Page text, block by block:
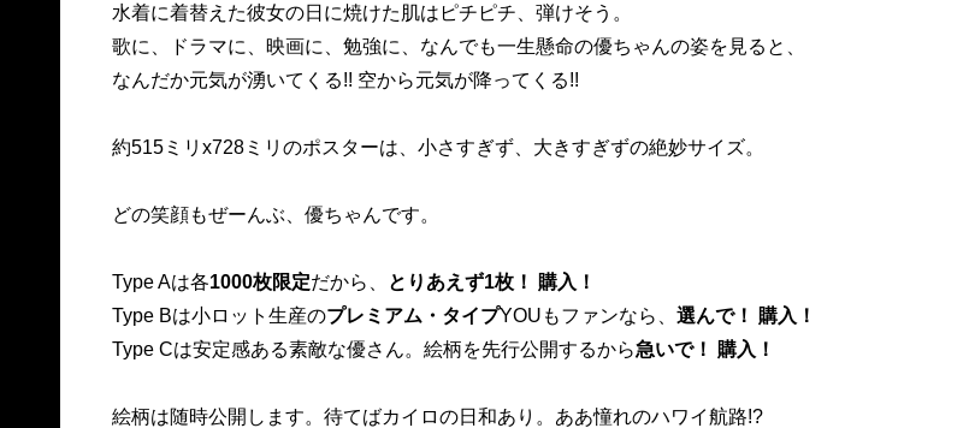
水着に着替えた彼女の日に焼けた肌はピチピチ、弾けそう。
歌に、ドラマに、映画に、勉強に、なんでも一生懸命の優ちゃんの姿を見ると、
なんだか元気が湧いてくる!! 空から元気が降ってくる!!
約515ミリx728ミリのポスターは、小さすぎず、大きすぎずの絶妙サイズ。
どの笑顔もぜーんぶ、優ちゃんです。
Type Aは各1000枚限定だから、
とりあえず1枚！ 購入！
Type Bは小ロット生産のプレミアム・タイプYOUもファンなら、 選んで！ 購入！
Type Cは安定感ある素敵な優さん。絵柄を先行公開するから急いで！ 購入！
絵柄は随時公開します。待てばカイロの日和あり。ああ憧れのハワイ航路!?